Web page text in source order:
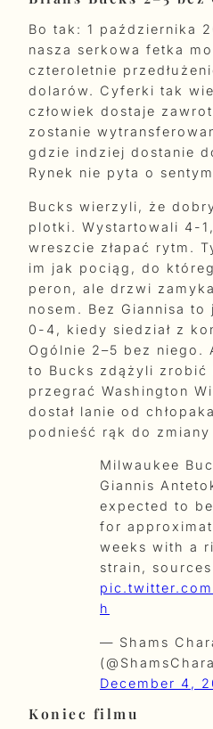
Bo tak: 1 października
nasza serkowa fetka
czteroletnie
dolarów. Cyferki tak
człowiek dostaje
zostanie
gdzie indziej dostanie
Rynek nie pyta o
Bucks wierzyli, że
plotki. Wystartowali 4-
wreszcie złapać rytm.
im jak pociąg, do
peron, ale drzwi
nosem. Bez Giannisa
0-4, kiedy siedział z
Ogólnie 2–5 bez niego.
to Bucks zdążyli zrobić
przegrać Washington
dostał lanie od
podnieść rąk do
Milwaukee
Giannis
expected to
for
weeks with a
strain,
h
— Shams
December 4,
Koniec filmu